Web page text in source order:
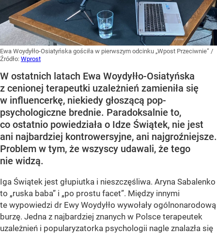
Ewa Woydyłło-Osiatyńska gościła w pierwszym odcinku „Wpost Przeciwnie” /
Źródło: Wprost
W ostatnich latach Ewa Woydyłło-Osiatyńska
z cenionej terapeutki uzależnień zamieniła się
w influencerkę, niekiedy głoszącą pop-
psychologiczne brednie. Paradoksalnie to,
co ostatnio powiedziała o Idze Świątek, nie jest
ani najbardziej kontrowersyjne, ani najgroźniejsze.
Problem w tym, że wszyscy udawali, że tego
nie widzą.
Iga Świątek jest głupiutka i nieszczęśliwa. Aryna Sabalenko
to „ruska baba” i „po prostu facet”. Między innymi
te wypowiedzi dr Ewy Woydyłło wywołały ogólnonarodową
burzę. Jedna z najbardziej znanych w Polsce terapeutek
uzależnień i popularyzatorka psychologii nagle znalazła się